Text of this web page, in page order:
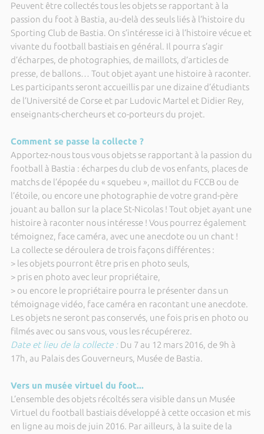
Peuvent être collectés tous les objets se rapportant à la
passion du foot à Bastia, au-delà des seuls liés à l’histoire du
Sporting Club de Bastia. On s’intéresse ici à l’histoire vécue et
vivante du football bastiais en général. Il pourra s’agir
d’écharpes, de photographies, de maillots, d’articles de
presse, de ballons… Tout objet ayant une histoire à raconter.
Les participants seront accueillis par une dizaine d’étudiants
de l’Université de Corse et par Ludovic Martel et Didier Rey,
enseignants-chercheurs et co-porteurs du projet.
Comment se passe la collecte ?
Apportez-nous tous vous objets se rapportant à la passion du
football à Bastia : écharpes du club de vos enfants, places de
matchs de l’épopée du « squebeu », maillot du FCCB ou de
l’étoile, ou encore une photographie de votre grand-père
jouant au ballon sur la place St-Nicolas ! Tout objet ayant une
histoire à raconter nous intéresse ! Vous pourrez également
témoignez, face caméra, avec une anecdote ou un chant !
La collecte se déroulera de trois façons différentes :
> les objets pourront être pris en photo seuls,
> pris en photo avec leur propriétaire,
> ou encore le propriétaire pourra le présenter dans un
témoignage vidéo, face caméra en racontant une anecdote.
Les objets ne seront pas conservés, une fois pris en photo ou
filmés avec ou sans vous, vous les récupérerez.
Date et lieu de la collecte : Du 7 au 12 mars 2016, de 9h à
17h, au Palais des Gouverneurs, Musée de Bastia.
Vers un musée virtuel du foot...
L’ensemble des objets récoltés sera visible dans un Musée
Virtuel du football bastiais développé à cette occasion et mis
en ligne au mois de juin 2016. Par ailleurs, à la suite de la